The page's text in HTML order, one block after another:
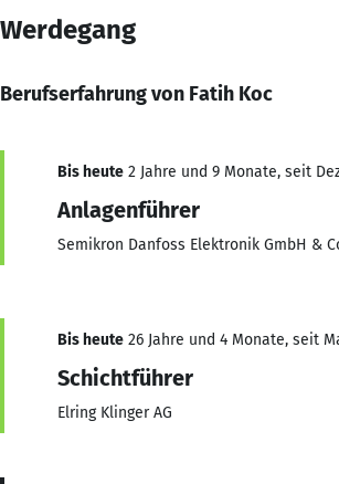
Werdegang
Berufserfahrung von Fatih Koc
Bis heute 2 Jahre und 9 Monate, seit
Anlagenführer
Semikron Danfoss Elektronik GmbH &
Bis heute 26 Jahre und 4 Monate, seit
Schichtführer
Elring Klinger AG